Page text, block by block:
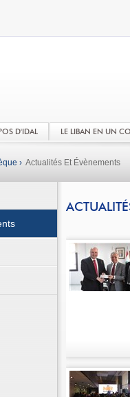
D'IDAL LE LIBAN EN UN
› Actualités Et Évènements